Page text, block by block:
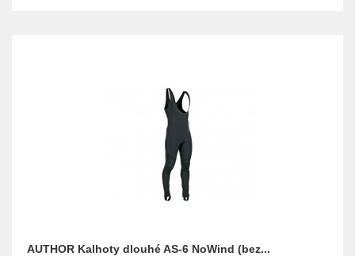
AUTHOR Kalhoty dlouhé AS-6 NoWind (bez...